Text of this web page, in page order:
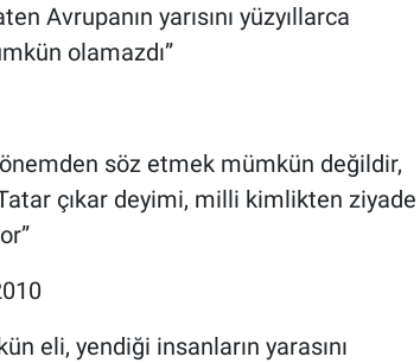
Avrupanın yarısını yüzyıllarca
olamazdı”
söz etmek mümkün değildir,
çıkar deyimi, milli kimlikten ziyade
eli, yendiği insanların yarasını